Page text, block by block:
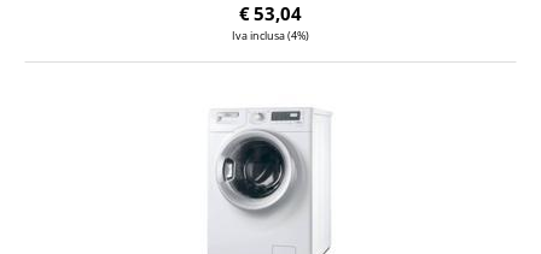
€53,04
Iva inclusa (4%)